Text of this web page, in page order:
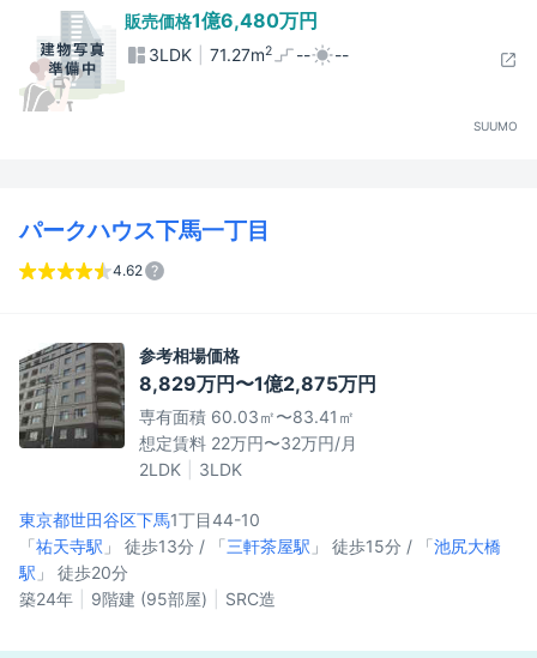
販売価格1億6,480万円
3LDK 71.27m2 -- --
SUUMO
パークハウス下馬一丁目
4.62
参考相場価格
8,829万円〜1億2,875万円
専有面積 60.03㎡〜83.41㎡
想定賃料 22万円〜32万円/月
2LDK
3LDK
東京都世田谷区下馬1丁目44-10
「祐天寺駅 」 徒歩13分 / 「三軒茶屋駅 」 徒歩15分 / 「池尻大橋
駅 」 徒歩20分
築24年
9階建 (95部屋) SRC造